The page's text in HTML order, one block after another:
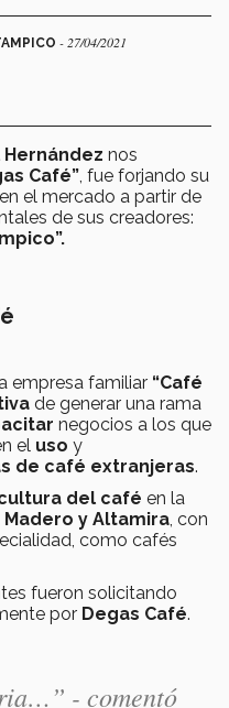
- 27/04/2021
Hernández nos
Café” , fue forjando su
el mercado a partir de
de sus creadores:
empresa familiar “Café
de generar una rama
negocios a los que
el uso y
de café extranjeras.
del café en la
Madero y Altamira , con
como cafés
fueron solicitando
por Degas Café.
- comentó